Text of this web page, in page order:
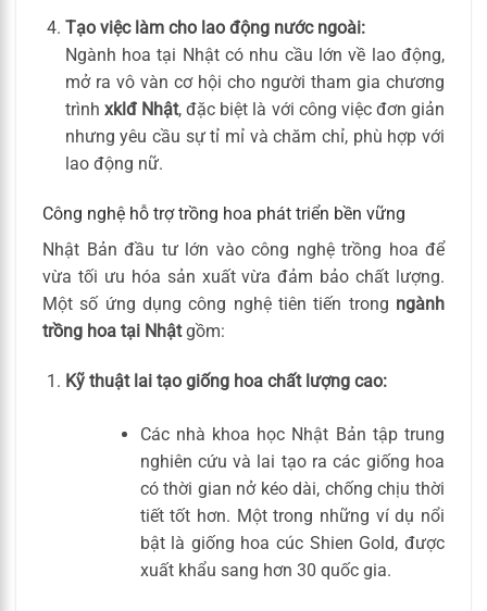
Tạo việc làm cho lao động nước ngoài:
Ngành hoa tại Nhật có nhu cầu lớn về lao động,
mở ra vô vàn cơ hội cho người tham gia chương
trình xklđ Nhật, đặc biệt là với công việc đơn giản
nhưng yêu cầu sự tỉ mỉ và chăm chỉ, phù hợp với
lao động nữ.
Công nghệ hỗ trợ trồng hoa phát triển bền vững
Nhật Bản đầu tư lớn vào công nghệ trồng hoa để
vừa tối ưu hóa sản xuất vừa đảm bảo chất lượng.
Một số ứng dụng công nghệ tiên tiến trong ngành
trồng hoa tại Nhậtgồm:
Kỹ thuật lai tạo giống hoa chất lượng cao:
Các nhà khoa học Nhật Bản tập trung
nghiên cứu và lai tạo ra các giống hoa
có thời gian nở kéo dài, chống chịu thời
tiết tốt hơn. Một trong những ví dụ nổi
bật là giống hoa cúc Shien Gold, được
xuất khẩu sang hơn 30 quốc gia.